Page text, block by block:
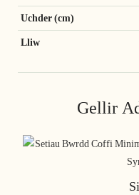
Uchder (cm)
Lliw
Gellir